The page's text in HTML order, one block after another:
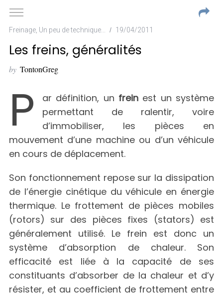
Freinage, Un peu de technique... 19/04/2011
Les freins, généralités
by TontonGreg
P ar définition, un frein est un système
permettant de ralentir, voire
d’immobiliser, les pièces en
mouvement d’une machine ou d’un véhicule
en cours de déplacement.
Son fonctionnement repose sur la dissipation
de l’énergie cinétique du véhicule en énergie
thermique. Le frottement de pièces mobiles
(rotors) sur des pièces fixes (stators) est
généralement utilisé. Le frein est donc un
système d’absorption de chaleur. Son
efficacité est liée à la capacité de ses
constituants d’absorber de la chaleur et d’y
résister, et au coefficient de frottement entre